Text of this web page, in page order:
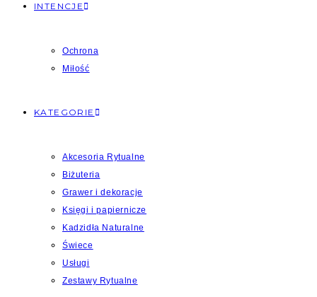
INTENCJE
Ochrona
Miłość
KATEGORIE
Akcesoria Rytualne
Biżuteria
Grawer i dekoracje
Księgi i papiernicze
Kadzidła Naturalne
Świece
Usługi
Zestawy Rytualne